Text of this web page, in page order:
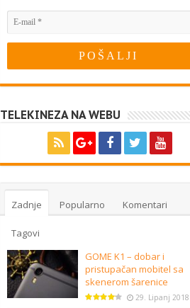
TELEKINEZA NA WEBU
Zadnje Popularno Komentari
Tagovi
GOME K1 – dobar i
pristupačan mobitel sa
skenerom šarenice
29. Lipanj 2018